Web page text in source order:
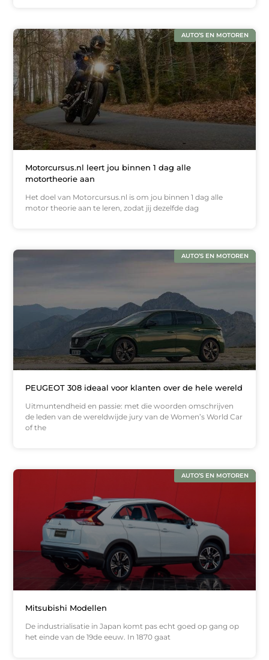
AUTO’S EN MOTOREN
Motorcursus.nl leert jou binnen 1 dag alle
motortheorie aan
Het doel van Motorcursus.nl is om jou binnen 1 dag alle
motor theorie aan te leren, zodat jij dezelfde dag
AUTO’S EN MOTOREN
PEUGEOT 308 ideaal voor klanten over de hele wereld
Uitmuntendheid en passie: met die woorden omschrijven
de leden van de wereldwijde jury van de Women’s World Car
of the
AUTO’S EN MOTOREN
Mitsubishi Modellen
De industrialisatie in Japan komt pas echt goed op gang op
het einde van de 19de eeuw. In 1870 gaat